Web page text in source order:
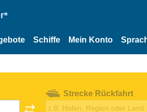
Schiffe Mein Konto
Strecke Rückfahrt